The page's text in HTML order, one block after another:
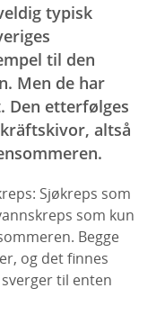
typisk
til den
Men de har
Den etterfølges
altså
Sjøkreps som
som kun
Begge
og det finnes
til enten